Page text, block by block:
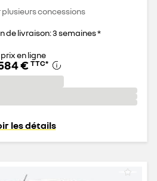
concessions
de livraison: 3 semaines *
prix en ligne
€ TTC*
les détails